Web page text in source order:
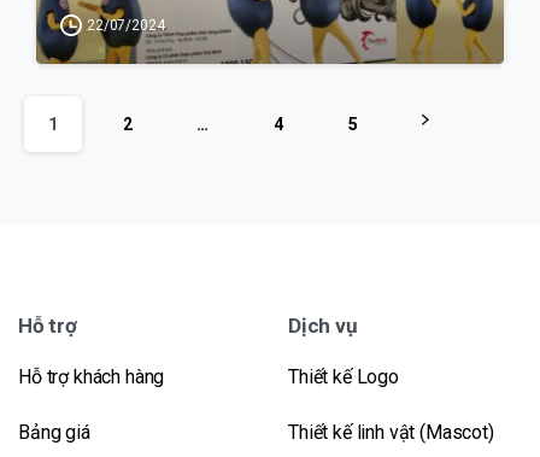
22/07/2024
1 2 … 4 5
Hỗ trợ
Hỗ trợ khách hàng
Bảng giá
Dịch vụ
Thiết kế Logo
Thiết kế linh vật (Mascot)